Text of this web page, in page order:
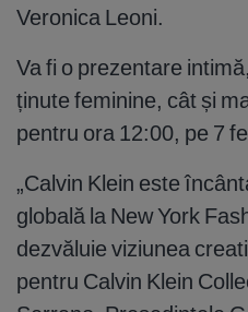
Veronica Leoni.
Va fi o prezentare
ținute feminine, cât și
pentru ora 12:00, pe 7
„Calvin Klein este
globală la New York
dezvăluie viziunea
pentru Calvin Klein